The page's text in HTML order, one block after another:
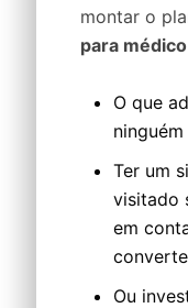
montar o
para
O que
Ter um
visitado
em
Ou